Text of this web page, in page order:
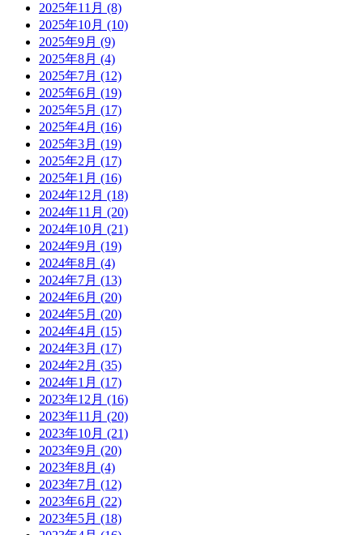
2025年11月 (8)
2025年10月 (10)
2025年9月 (9)
2025年8月 (4)
2025年7月 (12)
2025年6月 (19)
2025年5月 (17)
2025年4月 (16)
2025年3月 (19)
2025年2月 (17)
2025年1月 (16)
2024年12月 (18)
2024年11月 (20)
2024年10月 (21)
2024年9月 (19)
2024年8月 (4)
2024年7月 (13)
2024年6月 (20)
2024年5月 (20)
2024年4月 (15)
2024年3月 (17)
2024年2月 (35)
2024年1月 (17)
2023年12月 (16)
2023年11月 (20)
2023年10月 (21)
2023年9月 (20)
2023年8月 (4)
2023年7月 (12)
2023年6月 (22)
2023年5月 (18)